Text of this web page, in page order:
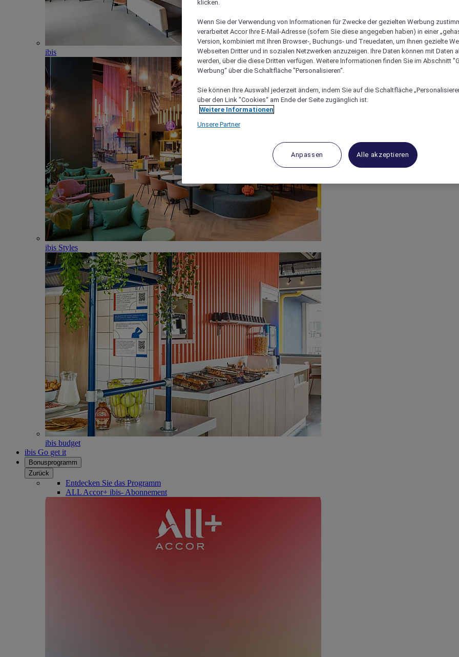
ibis
ibis Styles
ibis budget
ibis Go get it
Bonusprogramm
Zurück
Entdecken Sie das Programm
ALL Accor+ ibis- Abonnement
klicken.
Wenn Sie der Verwendung von Informationen für Zwecke der gezielten Werbung
verarbeitet Accor Ihre E-Mail-Adresse (sofern Sie diese angegeben haben) in einer
Version, kombiniert mit Ihren Browser-, Buchungs- und Treuedaten, um Ihnen gezielte
Webseiten Dritter und in sozialen Netzwerken anzuzeigen. Ihre Daten können mit Daten
werden, über die diese Dritten verfügen. Weitere Informationen finden Sie im Abschnitt
Werbung“ über die Schaltfläche "Personalisieren“.
Sie können Ihre Auswahl jederzeit ändern, indem Sie auf die Schaltfläche
über den Link "Cookies“ am Ende der Seite zugänglich ist.
Weitere Informationen
Unsere Partner
Anpassen Alle akzeptieren